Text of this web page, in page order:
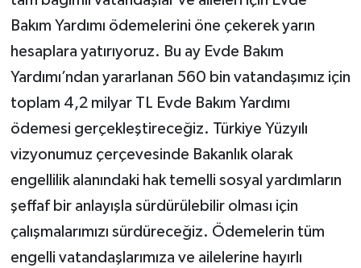
Bakım Yardımı ödemelerini öne çekerek yarın
hesaplara yatırıyoruz. Bu ay Evde Bakım
Yardımı’ndan yararlanan 560 bin vatandaşımız için
toplam 4,2 milyar TL Evde Bakım Yardımı
ödemesi gerçekleştireceğiz. Türkiye Yüzyılı
vizyonumuz çerçevesinde Bakanlık olarak
engellilik alanındaki hak temelli sosyal yardımların
şeffaf bir anlayışla sürdürülebilir olması için
çalışmalarımızı sürdüreceğiz. Ödemelerin tüm
engelli vatandaşlarımıza ve ailelerine hayırlı